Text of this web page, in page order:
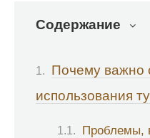
Содержание
Почему важно
использования
Проблемы,